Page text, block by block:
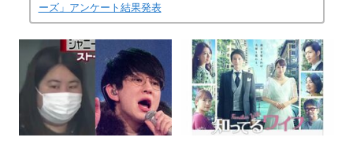
ーズ」アンケート結果発表